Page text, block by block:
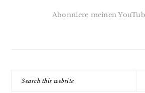
Abonniere meinen